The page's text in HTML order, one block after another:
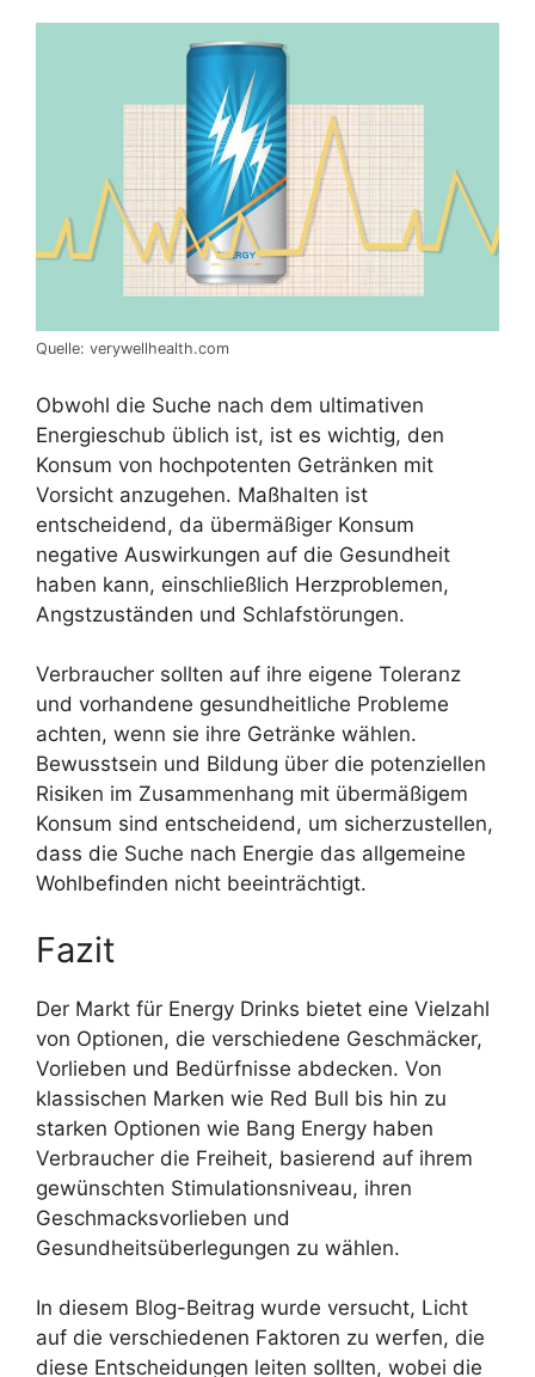
Quelle: verywellhealth.com
Obwohl die Suche nach dem ultimativen
Energieschub üblich ist, ist es wichtig, den
Konsum von hochpotenten Getränken mit
Vorsicht anzugehen. Maßhalten ist
entscheidend, da übermäßiger Konsum
negative Auswirkungen auf die Gesundheit
haben kann, einschließlich Herzproblemen,
Angstzuständen und Schlafstörungen.
Verbraucher sollten auf ihre eigene Toleranz
und vorhandene gesundheitliche Probleme
achten, wenn sie ihre Getränke wählen.
Bewusstsein und Bildung über die potenziellen
Risiken im Zusammenhang mit übermäßigem
Konsum sind entscheidend, um sicherzustellen,
dass die Suche nach Energie das allgemeine
Wohlbefinden nicht beeinträchtigt.
Fazit
Der Markt für Energy Drinks bietet eine Vielzahl
von Optionen, die verschiedene Geschmäcker,
Vorlieben und Bedürfnisse abdecken. Von
klassischen Marken wie Red Bull bis hin zu
starken Optionen wie Bang Energy haben
Verbraucher die Freiheit, basierend auf ihrem
gewünschten Stimulationsniveau, ihren
Geschmacksvorlieben und
Gesundheitsüberlegungen zu wählen.
In diesem Blog-Beitrag wurde versucht, Licht
auf die verschiedenen Faktoren zu werfen, die
diese Entscheidungen leiten sollten, wobei die